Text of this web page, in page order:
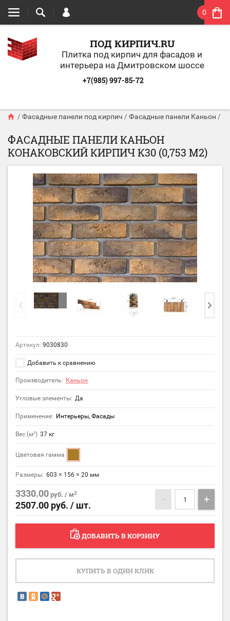
0
ПОД КИРПИЧ.RU
Плитка под кирпич для фасадов и
интерьера на Дмитровском шоссе
+7(985) 997-85-72
/ Фасадные панели под кирпич / Фасадные панели Каньон /
ФАСАДНЫЕ ПАНЕЛИ КАНЬОН
КОНАКОВСКИЙ КИРПИЧ К30 (0,753 М2)
Артикул: 9030830
Добавить к сравнению
Производитель: Каньон
Угловые элементы: Да
Применение: Интерьеры, Фасады
Вес (м²) 37 кг
Цветовая гамма
Размеры: 603 × 156 × 20 мм
3330.00 руб. / м2
2507.00 руб. / шт. − +
ДОБАВИТЬ В КОРЗИНУ
КУПИТЬ В ОДИН КЛИК